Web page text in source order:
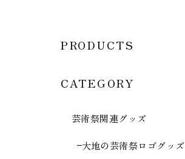
PRODUCTS
CATEGORY
芸術祭関連グッズ
大地の芸術祭ロゴグッズ